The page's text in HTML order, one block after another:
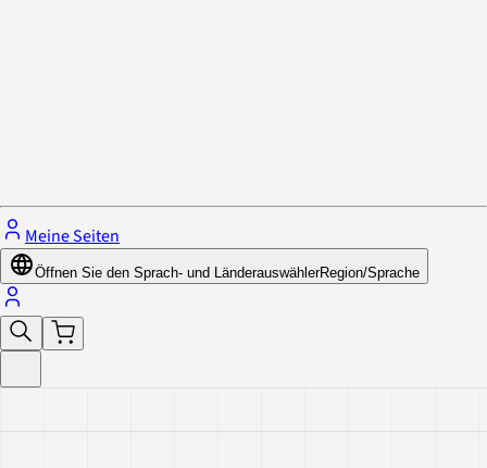
Meine Seiten
Öffnen Sie den Sprach- und LänderauswählerRegion/Sprache